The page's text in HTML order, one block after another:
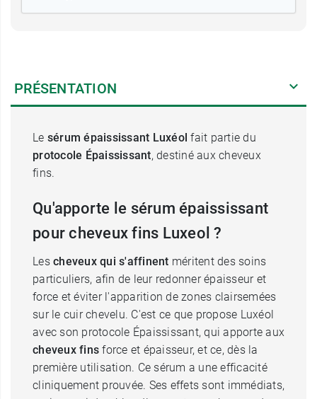
PRÉSENTATION
Le sérum épaississant Luxéol fait partie du
protocole Épaississant, destiné aux cheveux
fins.
Qu'apporte le sérum épaississant
pour cheveux fins Luxeol ?
Les cheveux qui s'affinent méritent des soins
particuliers, afin de leur redonner épaisseur et
force et éviter l'apparition de zones clairsemées
sur le cuir chevelu. C'est ce que propose Luxéol
avec son protocole Épaississant, qui apporte aux
cheveux fins force et épaisseur, et ce, dès la
première utilisation. Ce sérum a une efficacité
cliniquement prouvée. Ses effets sont immédiats,